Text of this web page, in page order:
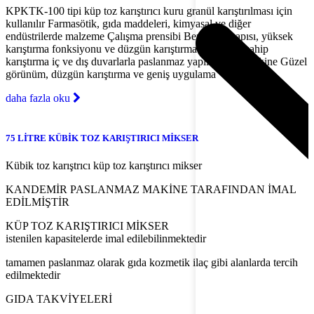
KPKTK-100 tipi küp toz karıştırıcı kuru granül karıştırılması için
kullanılır Farmasötik, gıda maddeleri, kimyasal ve diğer
endüstrilerde malzeme Çalışma prensibi Benzersiz yapısı, yüksek
karıştırma fonksiyonu ve düzgün karıştırma özelliğine sahip
karıştırma iç ve dış duvarlarla paslanmaz yapılır ve bu makine Güzel
görünüm, düzgün karıştırma ve geniş uygulama
daha fazla oku
75 LİTRE KÜBİK TOZ KARIŞTIRICI MİKSER
Kübik toz karıştrıcı küp toz karıştırıcı mikser
KANDEMİR PASLANMAZ MAKİNE TARAFINDAN İMAL
EDİLMİŞTİR
KÜP TOZ KARIŞTIRICI MİKSER
istenilen kapasitelerde imal edilebilinmektedir
tamamen paslanmaz olarak gıda kozmetik ilaç gibi alanlarda tercih
edilmektedir
GIDA TAKVİYELERİ